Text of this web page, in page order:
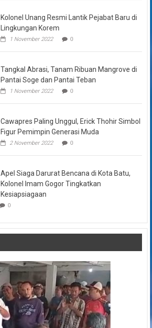
Kolonel Unang Resmi Lantik Pejabat Baru di
Lingkungan Korem
1 November 2022 0
Tangkal Abrasi, Tanam Ribuan Mangrove di
Pantai Soge dan Pantai Teban
1 November 2022 0
Cawapres Paling Unggul, Erick Thohir Simbol
Figur Pemimpin Generasi Muda
2 November 2022 0
Apel Siaga Darurat Bencana di Kota Batu,
Kolonel Imam Gogor Tingkatkan
Kesiapsiagaan
0